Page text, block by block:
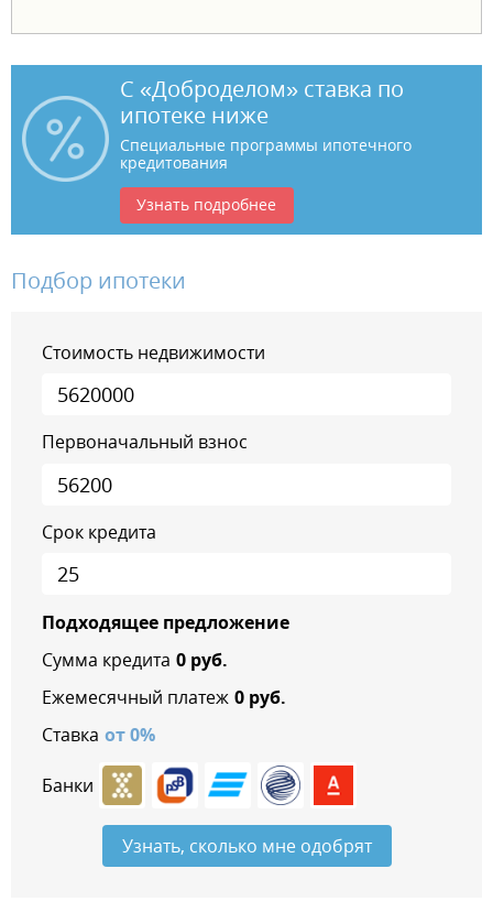
С «Доброделом» ставка по
ипотеке ниже
Специальные программы ипотечного
кредитования
Узнать подробнее
Подбор ипотеки
Стоимость недвижимости
Первоначальный взнос
Срок кредита
Подходящее предложение
Сумма кредита 0руб.
Ежемесячный платеж 0руб.
Ставка от0%
Банки
Узнать, сколько мне одобрят